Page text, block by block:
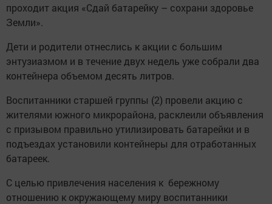
проходит акция «Сдай батарейку – сохрани здоровье
Земли».
Дети и родители отнеслись к акции с большим
энтузиазмом и в течение двух недель уже собрали два
контейнера объемом десять литров.
Воспитанники старшей группы (2) провели акцию с
жителями южного микрорайона, расклеили объявления
с призывом правильно утилизировать батарейки и в
подъездах установили контейнеры для отработанных
батареек.
С целью привлечения населения к бережному
отношению к окружающему миру воспитанники